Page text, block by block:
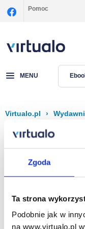
Zgoda
Ta strona
Podobnie jak w
na www.virtualo.pl
Pomoc
MENU
Virtualo.pl ›
Filtruj